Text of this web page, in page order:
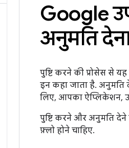
Google
अनुमति
पुष्टि करने की प्रोसेस से
इन कहा जाता है. अनुमति
लिए, आपका ऐप्लिकेशन,
पुष्टि करने और अनुमति
फ़्लो होने चाहिए.